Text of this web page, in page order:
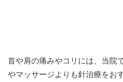
首や肩の痛みやコリには、当院
やマッサージよりも針治療をお